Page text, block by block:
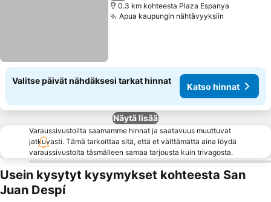
0.3 km kohteesta Plaza Espanya
Apua kaupungin nähtävyyksiin
Valitse päivät nähdäksesi tarkat hinnat
Katso hinnat
Näytä lisää
Varaussivustoilta saamamme hinnat ja saatavuus muuttuvat
jatkuvasti. Tämä tarkoittaa sitä, että et välttämättä aina löydä
varaussivustolta täsmälleen samaa tarjousta kuin trivagosta.
Usein kysytyt kysymykset kohteesta San
Juan Despí